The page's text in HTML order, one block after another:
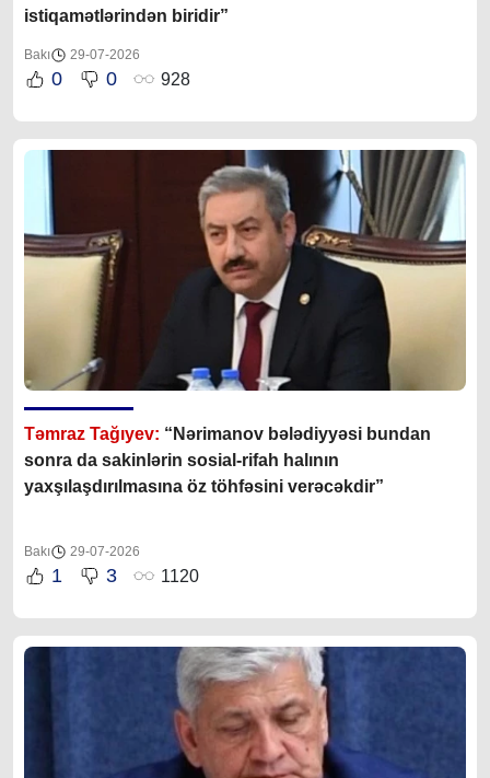
istiqamətlərindən biridir”
Bakı 29-07-2026
0 0 928
Təmraz Tağıyev: “Nərimanov bələdiyyəsi bundan
sonra da sakinlərin sosial-rifah halının
yaxşılaşdırılmasına öz töhfəsini verəcəkdir”
Bakı 29-07-2026
1 3 1120